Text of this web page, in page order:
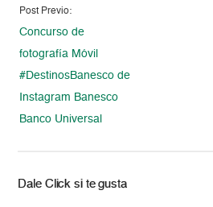
Post Previo:
Concurso de
fotografía Móvil
#DestinosBanesco de
Instagram Banesco
Banco Universal
Dale Click si te gusta